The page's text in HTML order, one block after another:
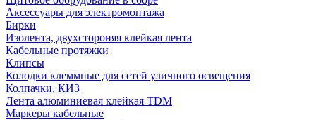
Аксессуары для электромонтажа
Бирки
Изолента, двухстороняя клейкая лента
Кабельные протяжки
Клипсы
Колодки клеммные для сетей уличного освещения
Колпачки, КИЗ
Лента алюминиевая клейкая TDM
Маркеры кабельные